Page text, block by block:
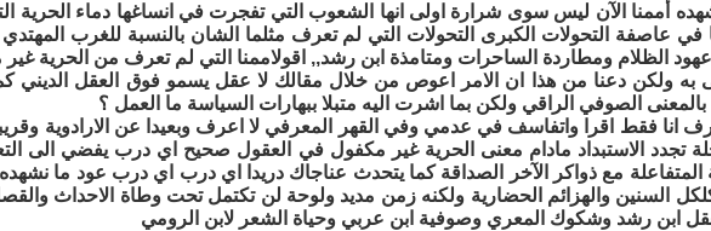
أممنا الآن ليس سوى شرارة اولى انها الشعوب التي تفجرت في انساغها دماء الحرية
في عاصفة التحولات الكبرى التحولات التي لم تعرف مثلما الشان بالنسبة للغرب
عهود الظلام ومطاردة الساحرات ومتامذة ابن رشد,, اقولاممنا التي لم تعرف من الحرية غير
به ولكن دعنا من هذا ان الامر اعوص من خلال مقالك لا عقل يسمو فوق العقل الديني
الصوفي الراقي ولكن بما اشرت اليه متبلا ببهارات السياسة ما العمل ؟
انا فقط اقرا واتفاسف في عدمي وفي القهر المعرفي لا اعرف وبعيدا عن الارادوية
تجدد الاستبداد مادام معنى الحرية غير مكفول في العقول صحيح اي درب يفضي الى
المتفاعلة مع ذواكر الآخر الصداقة كما يتحدث عناجاك دريدا اي درب اي درب عود ما
السنين والهزائم الحضارية ولكنه زمن مديد ولوحة لن تكتمل تحت وطاة الاحداث
ابن رشد وشكوك المعري وصوفية ابن عربي وحياة الشعر لابن الرومي